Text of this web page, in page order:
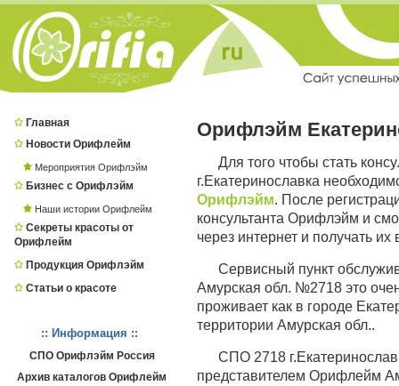
Главная
Новости Орифлейм
Мероприятия Орифлэйм
Бизнес с Орифлэйм
Наши истории Орифлейм
Секреты красоты от
Орифлейм
Продукция Орифлэйм
Статьи о красоте
:: Информация ::
СПО Орифлэйм Россия
Архив каталогов Орифлейм
Орифлэйм
Для того чтобы стать
г.Екатеринославка
Орифлэйм. После
консультанта Орифлэйм и
через интернет и получать
Сервисный пункт
Амурская обл. №2718 это
проживает как в городе
территории Амурская обл..
СПО 2718
представителем Орифлейм